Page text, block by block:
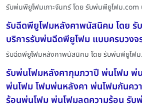
รับพ่นพียูโฟมเกาะจันทร์ โดย รับพ่นพียูโฟม
รับฉีดพียูโฟมหลังคาพนัสนิคม โดย
บริการรับพ่นฉีดพียูโฟม แบบครบวงจ
รับฉีดพียูโฟมหลังคาพนัสนิคม โดย รับพ่นพียูโฟ
รับพ่นโฟมหลังคากุมภวาปี พ่นโฟม พ่
พ่นโฟม โฟมพ่นหลังคา พ่นโฟมกันคว
ร้อนพ่นโฟม พ่นโฟมลดความร้อน รับ